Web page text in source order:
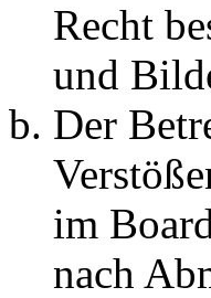
Recht
und
Der
im
nach